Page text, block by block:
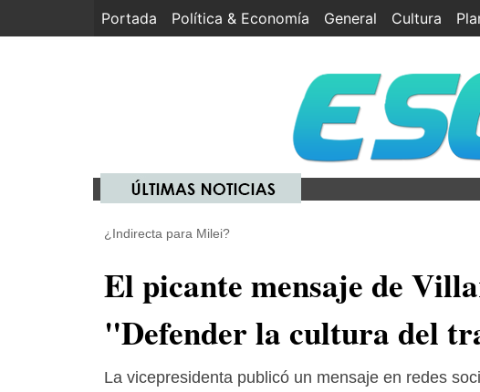
Portada (current)
Política & Economía General Cultura
¿Indirecta para Milei?
El picante mensaje de
"Defender la cultura del
La vicepresidenta publicó un mensaje en redes